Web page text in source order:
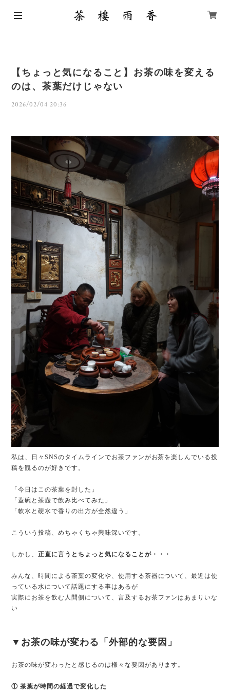
【ちょっと気になること】お茶の味を変える
のは、茶葉だけじゃない
2026/02/04 20:36
私は、日々SNSのタイムラインでお茶ファンがお茶を楽しんでいる投
稿を観るのが好きです。
「今日はこの茶葉を封した」
「蓋碗と茶壺で飲み比べてみた」
「軟水と硬水で香りの出方が全然違う」
こういう投稿、めちゃくちゃ興味深いです。
しかし、正直に言うとちょっと気になることが・・・
みんな、時間による茶葉の変化や、使用する茶器について、最近は使
っている水について話題にする事はあるが
実際にお茶を飲む人間側について、言及するお茶ファンはあまりいな
い
▼お茶の味が変わる「外部的な要因」
お茶の味が変わったと感じるのは様々な要因があります。
① 茶葉が時間の経過で変化した